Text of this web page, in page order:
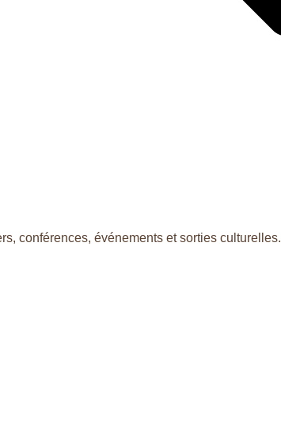
conférences, événements et sorties culturelles.